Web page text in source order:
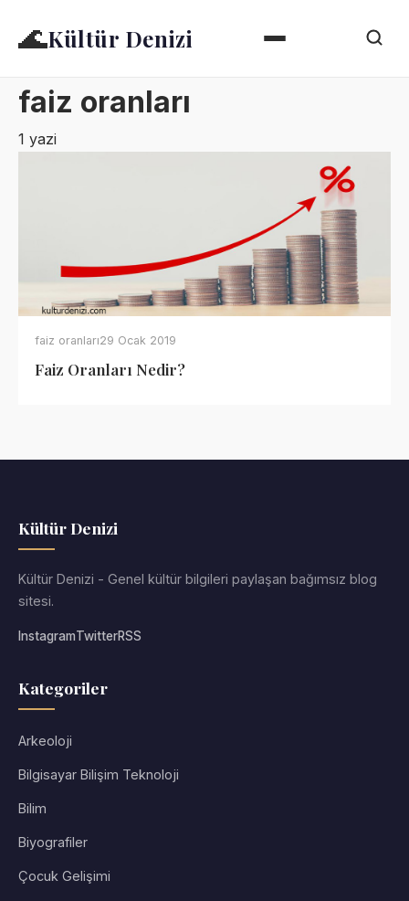
🌊Kültür Denizi
faiz oranları
1 yazi
faiz oranları29 Ocak 2019
Faiz Oranları Nedir?
Kültür Denizi
Kültür Denizi - Genel kültür bilgileri paylaşan bağımsız blog
sitesi.
InstagramTwitterRSS
Kategoriler
Arkeoloji
Bilgisayar Bilişim Teknoloji
Bilim
Biyografiler
Çocuk Gelişimi